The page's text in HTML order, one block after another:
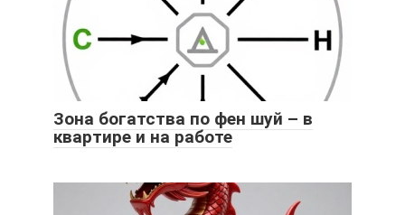
Зона богатства по фен шуй – в
квартире и на работе